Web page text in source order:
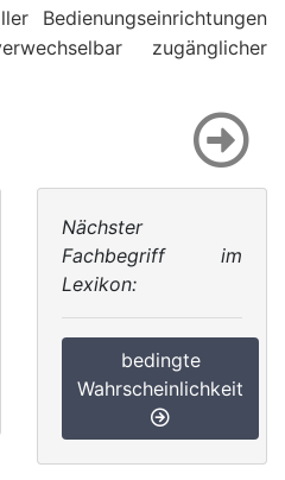
Bedienungseinrichtungen
zugänglicher
Nächster
Fachbegriff im
Lexikon:
bedingte
Wahrscheinlichkeit